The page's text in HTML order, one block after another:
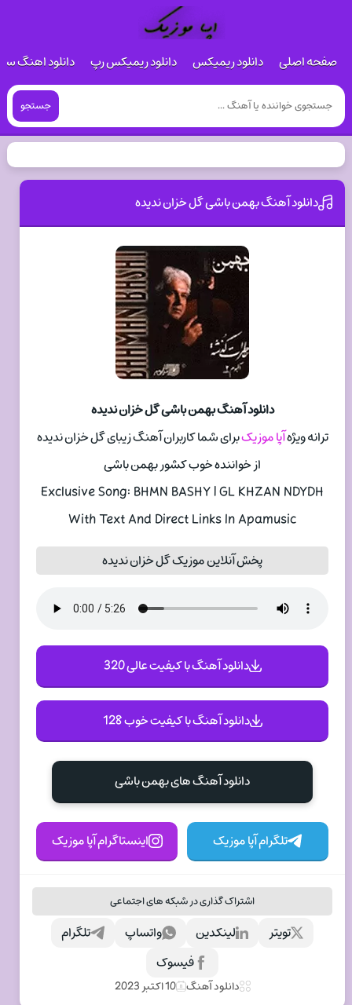
صفحه اصلی دانلود ریمیکس دانلود ریمیکس رپ دانلود اهنگ
جستجو
دانلود آهنگ بهمن باشی گل خزان ندیده
دانلود آهنگ بهمن باشی گل خزان ندیده
ترانه ویژهآپا موزیکبرای شما کاربران آهنگ زیبای گل خزان ندیده
از خواننده خوب کشور بهمن باشی
Exclusive Song: BHMN BASHY | GL KHZAN NDYDH
With Text And Direct Links In Apamusic
پخش آنلاین موزیک گل خزان ندیده
دانلود آهنگ با کیفیت عالی 320
دانلود آهنگ با کیفیت خوب 128
دانلود آهنگ های بهمن باشی
تلگرام آپا موزیک اینستاگرام آپا موزیک
اشتراک گذاری در شبکه های اجتماعی
تلگرام واتساپ لینکدین
تویتر
فیسوک
دانلود آهنگ 10 اکتبر 2023